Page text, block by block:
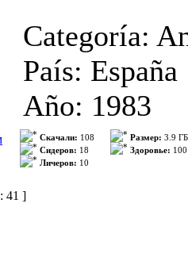
William
Латифа
Arnett),
(Chris
Ackerman),
(Caitlin...
Categoría:
País: España
Año: 1983
Episodios:
Duración:
Скачали: 108
Сидеров: 18
Личеров: 10
Размер: 3.9 ГБ
Здоровье: 100
41 ]